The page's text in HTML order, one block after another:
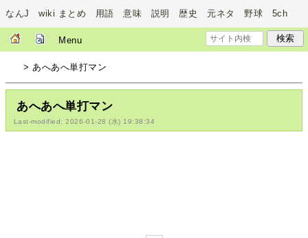
なんJ wiki まとめ 用語 意味 説明 歴史 元ネタ 野球 5ch
Menu
> あへあへ単打マン
あへあへ単打マン
Last-modified: 2026-01-28 (水) 19:38:34